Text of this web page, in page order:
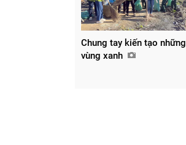
Chung tay kiến tạo những
vùng xanh